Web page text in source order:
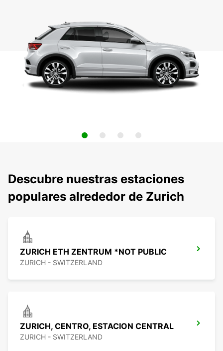
Descubre nuestras estaciones
populares alrededor de Zurich
ZURICH ETH ZENTRUM *NOT PUBLIC
ZURICH - SWITZERLAND
ZURICH, CENTRO, ESTACION CENTRAL
ZURICH - SWITZERLAND